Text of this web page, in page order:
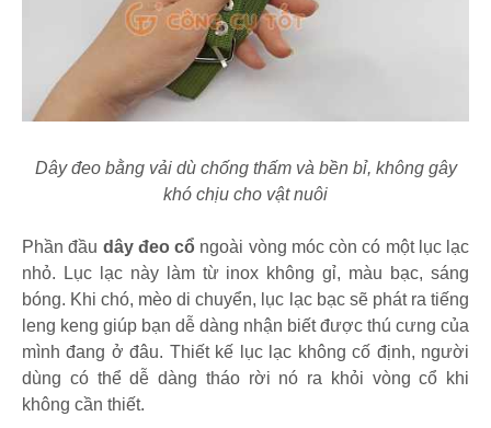
Dây đeo bằng vải dù chống thấm và bền bỉ, không gây
khó chịu cho vật nuôi
Phần đầu dây đeo cổ ngoài vòng móc còn có một lục lạc
nhỏ. Lục lạc này làm từ inox không gỉ, màu bạc, sáng
bóng. Khi chó, mèo di chuyển, lục lạc bạc sẽ phát ra tiếng
leng keng giúp bạn dễ dàng nhận biết được thú cưng của
mình đang ở đâu. Thiết kế lục lạc không cố định, người
dùng có thể dễ dàng tháo rời nó ra khỏi vòng cổ khi
không cần thiết.